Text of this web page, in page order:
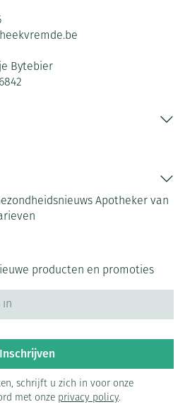
Bytebier
Apotheker van
producten en promoties
Inschrijven
schrijft u zich in voor onze
met onze privacy policy.